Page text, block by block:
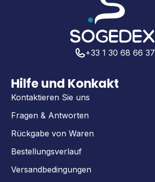
+33 1 30 68 66 37
Hilfe und Konkakt
Kontaktieren Sie uns
Fragen & Antworten
Rückgabe von Waren
Bestellungsverlauf
Versandbedingungen